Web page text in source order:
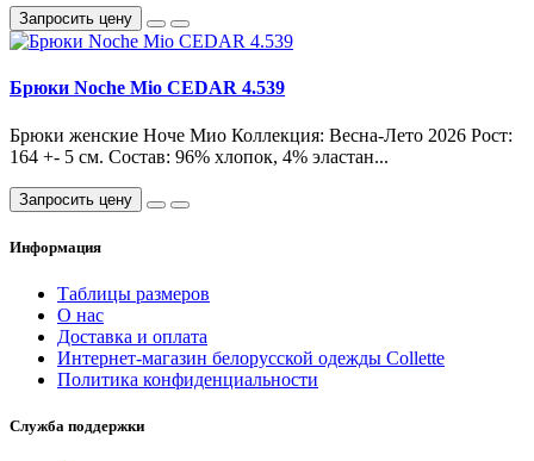
Запросить цену
Брюки Noche Mio CEDAR 4.539
Брюки женские Ноче Мио Коллекция: Весна-Лето 2026 Рост:
164 +- 5 см. Состав: 96% хлопок, 4% эластан...
Запросить цену
Информация
Таблицы размеров
О нас
Доставка и оплата
Интернет-магазин белорусской одежды Collette
Политика конфиденциальности
Служба поддержки